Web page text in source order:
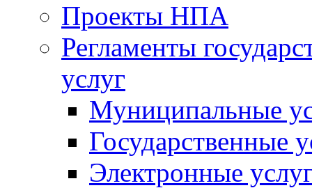
Проекты НПА
Регламенты
услуг
Муниципальные
Государственные
Электронные